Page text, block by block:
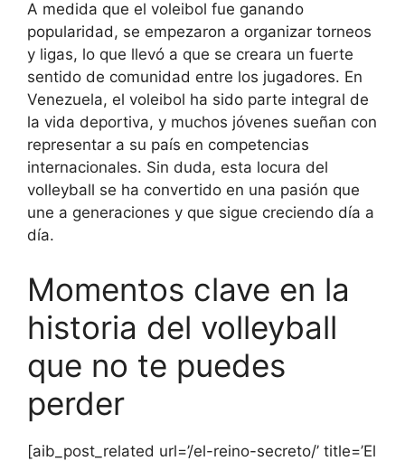
A medida que el voleibol fue ganando
popularidad, se empezaron a organizar torneos
y ligas, lo que llevó a que se creara un fuerte
sentido de comunidad entre los jugadores. En
Venezuela, el voleibol ha sido parte integral de
la vida deportiva, y muchos jóvenes sueñan con
representar a su país en competencias
internacionales. Sin duda, esta locura del
volleyball se ha convertido en una pasión que
une a generaciones y que sigue creciendo día a
día.
Momentos clave en la
historia del volleyball
que no te puedes
perder
[aib_post_related url=’/el-reino-secreto/’ title=’El